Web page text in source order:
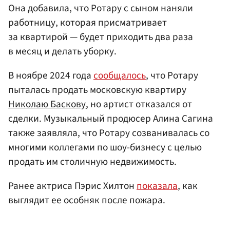
Она добавила, что Ротару с сыном наняли
работницу, которая присматривает
за квартирой — будет приходить два раза
в месяц и делать уборку.
В ноябре 2024 годасообщалось, что Ротару
пыталась продать московскую квартиру
Николаю Баскову, но артист отказался от
сделки. Музыкальный продюсер Алина Сагина
также заявляла, что Ротару созванивалась со
многими коллегами по шоу-бизнесу с целью
продать им столичную недвижимость.
Ранее актриса Пэрис Хилтонпоказала, как
выглядит ее особняк после пожара.